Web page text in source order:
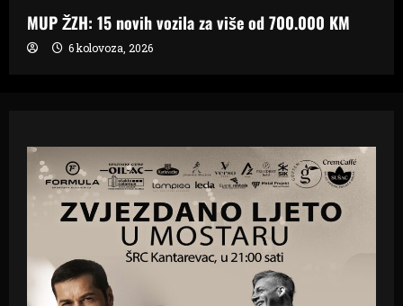
MUP ŽZH: 15 novih vozila za više od 700.000 KM
6 kolovoza, 2026